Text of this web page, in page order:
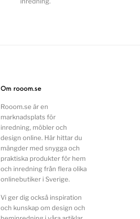
Om rooom.se
Rooom.se är en
marknadsplats för
inredning, möbler och
design online. Här hittar du
mängder med snygga och
praktiska produkter för hem
och inredning från flera olika
onlinebutiker i Sverige.
Vi ger dig också inspiration
och kunskap om design och